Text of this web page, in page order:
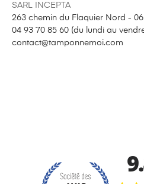
SARL INCEPTA
263 chemin du Flaquier Nord -
04 93 70 85 60 (du lundi au
contact@tamponnemoi.com